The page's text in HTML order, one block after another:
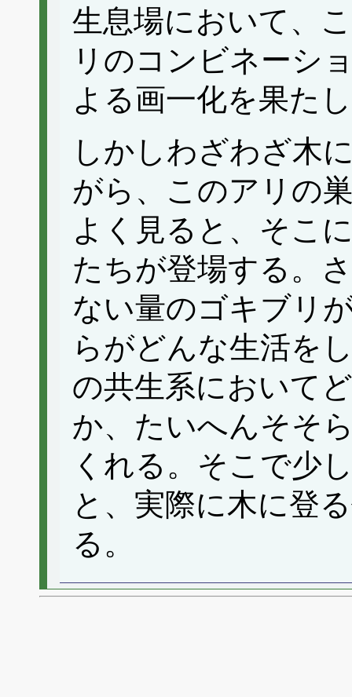
生息場において、
リのコンビネーシ
よる画一化を果た
しかしわざわざ木
がら、このアリの
よく見ると、そこ
たちが登場する。
ない量のゴキブリ
らがどんな生活を
の共生系において
か、たいへんそそ
くれる。そこで少
と、実際に木に登
る。